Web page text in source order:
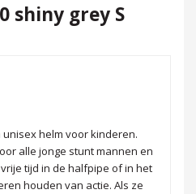
shiny grey S
unisex helm voor kinderen.
alle jonge stunt mannen en
tijd in de halfpipe of in het
houden van actie. Als ze